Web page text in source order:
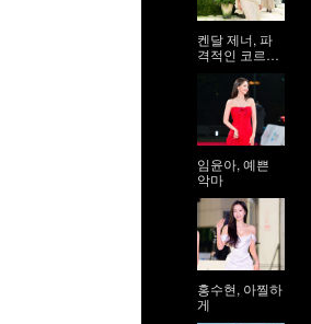
켄달 제너, 파
격적인 코르셋
시스루 드레스
임윤아, 예쁜
악마
홍수현, 아찔하
게